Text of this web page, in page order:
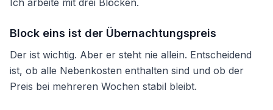
Ich arbeite mit drei Blöcken.
Block eins ist der Übernachtungspreis
Der ist wichtig. Aber er steht nie allein. Entscheidend
ist, ob alle Nebenkosten enthalten sind und ob der
Preis bei mehreren Wochen stabil bleibt.